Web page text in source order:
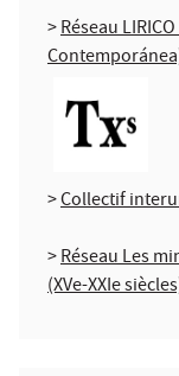
>Réseau
>Collectif
>Réseau Les
(XVe-XXIe